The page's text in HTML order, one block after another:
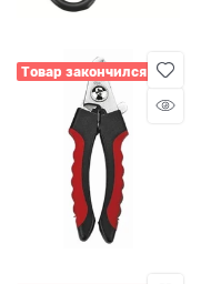
Товар закончился